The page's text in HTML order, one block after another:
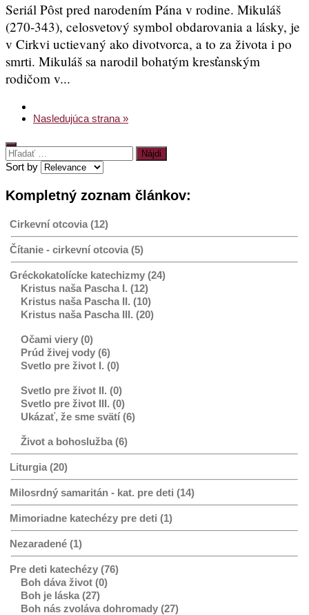
Seriál Pôst pred narodením Pána v rodine. Mikuláš
(270-343), celosvetový symbol obdarovania a lásky, je
v Cirkvi uctievaný ako divotvorca, a to za života i po
smrti. Mikuláš sa narodil bohatým kresťanským
rodičom v...
Nasledujúca strana »
Hľadať:
Sort by
Kompletný zoznam článkov:
Cirkevní otcovia (12)
Čítanie - cirkevní otcovia (5)
Gréckokatolícke katechizmy (24)
Kristus naša Pascha I. (12)
Kristus naša Pascha II. (10)
Kristus naša Pascha III. (20)
Očami viery (0)
Prúd živej vody (6)
Svetlo pre život I. (0)
Svetlo pre život II. (0)
Svetlo pre život III. (0)
Ukázať, že sme svätí (6)
Život a bohoslužba (6)
Liturgia (20)
Milosrdný samaritán - kat. pre deti (14)
Mimoriadne katechézy pre deti (1)
Nezaradené (1)
Pre deti katechézy (76)
Boh dáva život (0)
Boh je láska (27)
Boh nás zvoláva dohromady (27)